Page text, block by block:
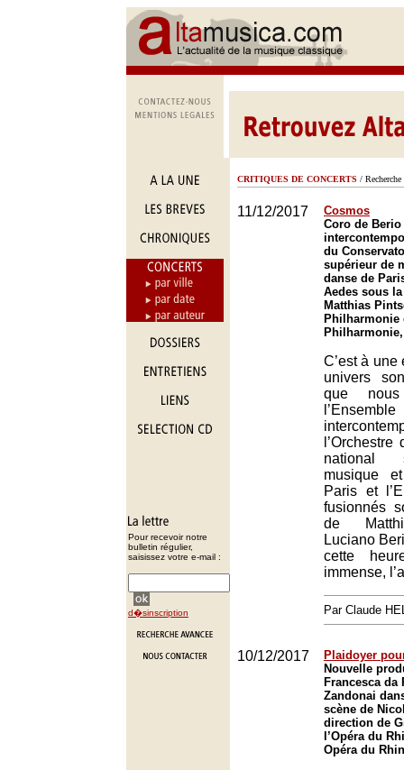
Pour recevoir notre
bulletin régulier,
saisissez votre e-mail :
d�sinscription
CRITIQUES DE CONCERTS / Recherche
11/12/2017
Cosmos
Coro de Berio
du
supérieur de
danse de
Aedes sous
Matthias
Philharmonie
C’est à
univers
que
l’Ensemble
national
musique
Paris et
fusionnés
de
Luciano
cette
immense,
Par Claude
10/12/2017
Plaidoyer
Nouvelle
Francesca da
Zandonai
scène de
direction de
l’Opéra du
Opéra du